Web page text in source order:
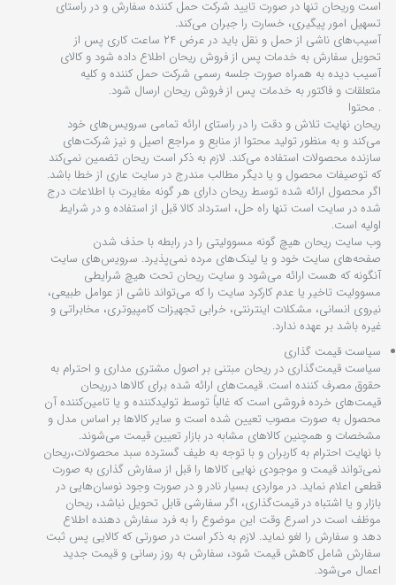
است وریحان تنها در صورت تایید شرکت حمل کننده سفارش و در راستای
تسهیل امور پیگیری، خسارت را جبران می‌‏کند.
آسیب‏‌های ناشی از حمل و نقل باید در عرض ۲۴ ساعت کاری پس از
تحویل سفارش به خدمات پس از فروش ریحان اطلاع داده شود و کالای
آسیب دیده به همراه صورت جلسه رسمی شرکت حمل کننده و کلیه
متعلقات و فاکتور به خدمات پس از فروش ریحان ارسال شود.
. محتوا
ریحان نهایت تلاش و دقت را در راستای ارائه تمامی سرویس‌‏های خود
می‏‌کند و به منظور تولید محتوا از منابع و مراجع اصیل و نیز شرکت‏‌های
سازنده محصولات استفاده می‏‌کند. لازم به ذکر است ریحان تضمین نمی‏‌کند
که توصیفات محصول و یا دیگر مطالب مندرج در سایت عاری از خطا باشد.
اگر محصول ارائه شده توسط ریحان دارای هر گونه مغایرت با اطلاعات درج
شده در سایت است تنها راه حل، استرداد کالا قبل از استفاده و در شرایط
اولیه است.
وب ‏‌سایت ریحان هیچ گونه مسوولیتی را در رابطه با حذف شدن
صفحه‏‌های سایت خود و یا لینک‏‌های مرده نمی‌‏پذیرد. سروﻳس‌‏های سایت
آن‏گونه که هست ارائه می‏‌شود و سایت ریحان تحت هیچ شرایطی
مسوولیت تاخیر یا عدم کارکرد سایت را که می‌تواند ناشى از عوامل طبیعى،
نیروى انسانی، مشکلات اینترنتى، خرابی تجهیزات کامپیوترى، مخابراتى و
غیره باشد بر عهده ندارد.
سیاست قیمت گذاری
سیاست قیمت‌‏گذاری در ریحان مبتنی بر اصول مشتری مداری و احترام به
حقوق مصرف کننده است. قیمت‏‌های ارائه شده برای کالاها درریحان
قیمت‏‌های خرده فروشی است که غالباً توسط تولید‏کننده و یا تامین‏‌کننده آن
محصول به صورت مصوب تعیین شده است و سایر کالاها بر اساس مدل و
مشخصات و همچنین کالاهای مشابه در بازار تعیین قیمت می‌‏شوند.
با نهایت احترام به کاربران و با توجه به طیف گسترده سبد محصولات،ریحان
نمی‌تواند قیمت و موجودی نهایی کالاها را قبل از سفارش گذاری به صورت
قطعی اعلام نماید. در مواردی بسیار نادر و در صورت وجود نوسان‌‏هایی در
بازار و یا اشتباه در قیمت‌‏گذاری، اگر سفارشی قابل تحویل نباشد، ریحان
موظف است در اسرع وقت این موضوع را به فرد سفارش‌ ‏دهنده اطلاع
دهد و سفارش را لغو نماید. لازم به ذکر است در صورتی که کالایی پس ثبت
سفارش شامل کاهش قیمت شود، سفارش به روز رسانی و قیمت جدید
اعمال می‏‌شود.